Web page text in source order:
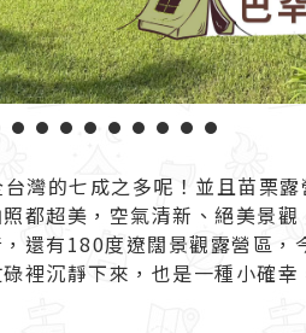
1 2 3 4 5 6
灣的七成之多呢！並且苗栗
都超美，空氣清新、絕美景觀
還有180度遼闊景觀露營區
裡沉靜下來，也是一種小確